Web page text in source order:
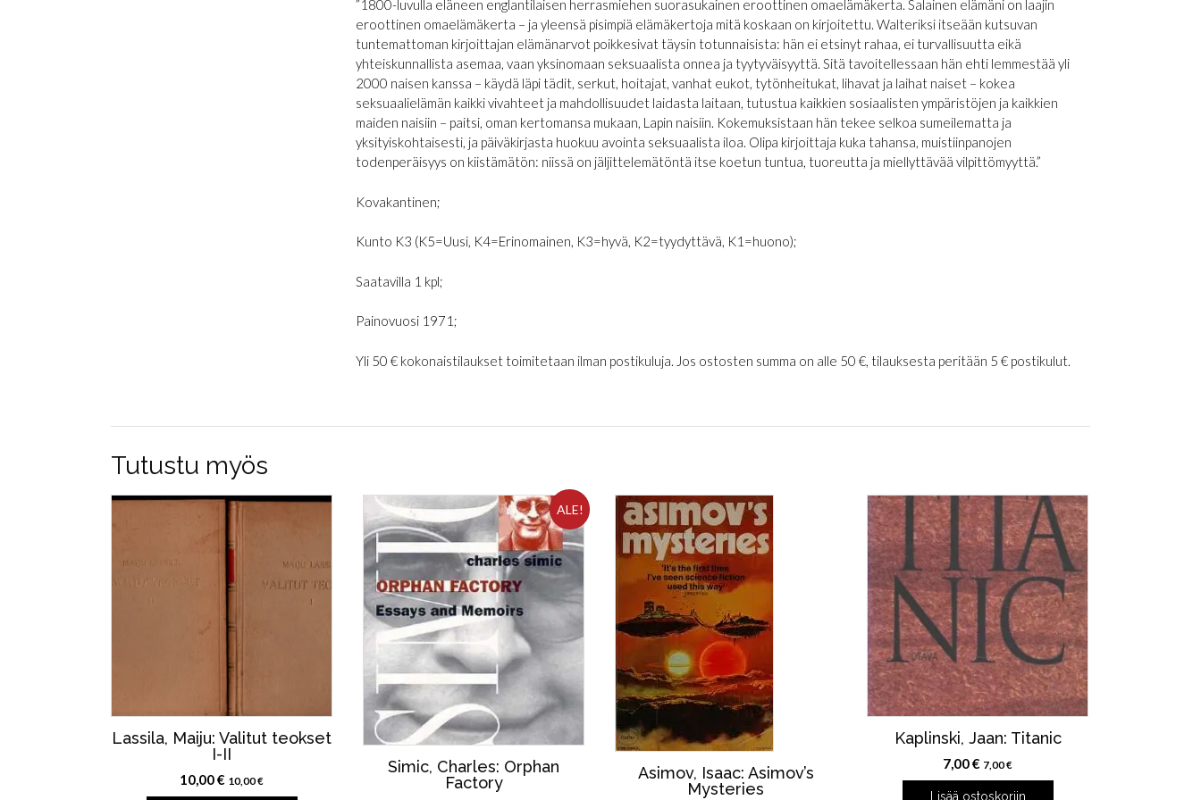
”1800-luvulla eläneen englantilaisen herrasmiehen suorasukainen eroottinen omaelämäkerta. Salainen elämäni on laajin
eroottinen omaelämäkerta – ja yleensä pisimpiä elämäkertoja mitä koskaan on kirjoitettu. Walteriksi itseään kutsuvan
tuntemattoman kirjoittajan elämänarvot poikkesivat täysin totunnaisista: hän ei etsinyt rahaa, ei turvallisuutta eikä
yhteiskunnallista asemaa, vaan yksinomaan seksuaalista onnea ja tyytyväisyyttä. Sitä tavoitellessaan hän ehti lemmestää yli
2000 naisen kanssa – käydä läpi tädit, serkut, hoitajat, vanhat eukot, tytönheitukat, lihavat ja laihat naiset – kokea
seksuaalielämän kaikki vivahteet ja mahdollisuudet laidasta laitaan, tutustua kaikkien sosiaalisten ympäristöjen ja kaikkien
maiden naisiin – paitsi, oman kertomansa mukaan, Lapin naisiin. Kokemuksistaan hän tekee selkoa sumeilematta ja
yksityiskohtaisesti, ja päiväkirjasta huokuu avointa seksuaalista iloa. Olipa kirjoittaja kuka tahansa, muistiinpanojen
todenperäisyys on kiistämätön: niissä on jäljittelemätöntä itse koetun tuntua, tuoreutta ja miellyttävää vilpittömyyttä.”
Kovakantinen;
Kunto K3 (K5=Uusi, K4=Erinomainen, K3=hyvä, K2=tyydyttävä, K1=huono);
Saatavilla 1 kpl;
Painovuosi 1971;
Yli 50 € kokonaistilaukset toimitetaan ilman postikuluja. Jos ostosten summa on alle 50 €, tilauksesta peritään 5 € postikulut.
Tutustu myös
Lassila, Maiju: Valitut teokset
I-II
10,00€ 10,00€
ALE!
Simic, Charles: Orphan
Factory
Asimov, Isaac: Asimov’s
Mysteries
Kaplinski, Jaan: Titanic
7,00€ 7,00€
Lisää ostoskoriin